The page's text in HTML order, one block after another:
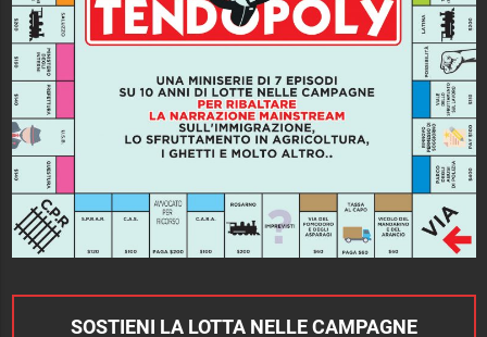
SOSTIENI LA LOTTA NELLE CAMPAGNE